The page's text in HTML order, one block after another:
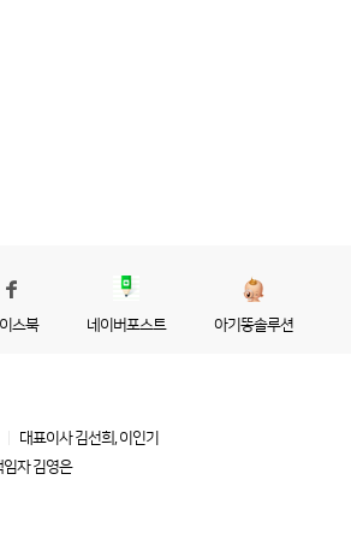
스북 네이버포스트 아기똥솔루션
대표이사 김선희, 이인기
임자김영은